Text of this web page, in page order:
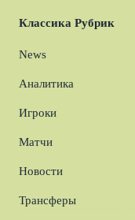
Классика Рубрик
News
Аналитика
Игроки
Матчи
Новости
Трансферы